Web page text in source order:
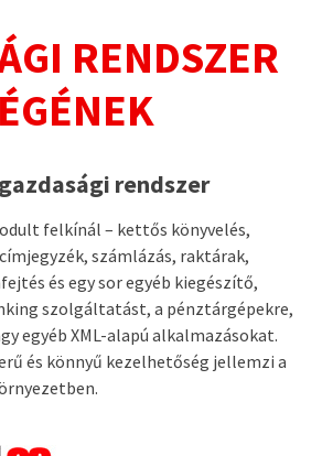
RENDSZER
rendszer
felkínál – kettős könyvelés,
számlázás, raktárak,
és egy sor egyéb kiegészítő,
szolgáltatást, a pénztárgépekre,
egyéb XML-alapú alkalmazásokat.
és könnyű kezelhetőség jellemzi a